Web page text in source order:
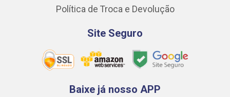
Política de Troca e Devolução
Site Seguro
Baixe já nosso APP